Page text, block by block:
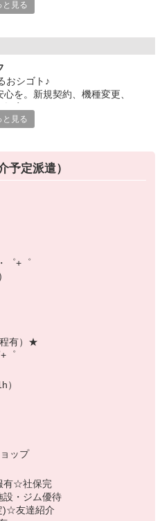
しあったりする
る店舗ばかり！
ょう♪
ルセンター、受付
加工・組立・検査
リスト・エステ
指導塾・人材紹介
・官公庁案件
面接OK！
応。
と見る
おシゴト♪
を。新規契約、機種変更、
softbank(ソフトバンク)など
イル、UQなど格安スマホまで幅
と見る
予定派遣）
゜+゜
有）★
゜
）
ップ
有☆社保完
・ジム優待
)☆友達紹介